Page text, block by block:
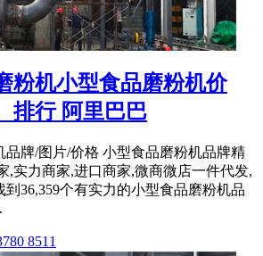
粉机小型食品磨粉机价
排行 阿里巴巴
品牌/图片/价格 小型食品磨粉机品牌精
,实力商家,进口商家,微商微店一件代发,
到36,359个有实力的小型食品磨粉机品
8511